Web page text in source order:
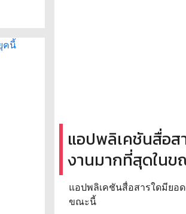
แอปพลิเคชันสื่อส
งานมากที่สุดในข
แอปพลิเคชันสื่อสารใดมียอ
ขณะนี้